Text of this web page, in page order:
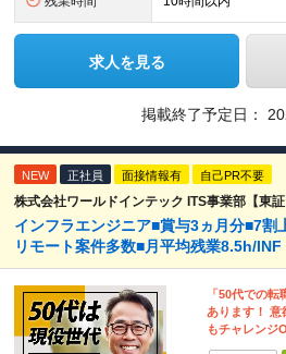
求人を見る
掲載終了予定日：
NEW 正社員 面接情報有 自己PR不要
株式会社ワールドインテック ITS事業部【東
インフラエンジニア■賞与3ヵ月分■7割
リモート案件多数■月平均残業8.5h/INF
「50代での
あります！ 意
もチャレンジ